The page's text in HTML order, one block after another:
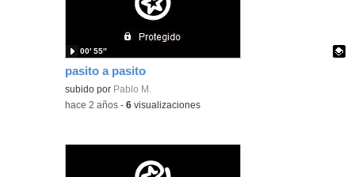
pasito a pasito
Contenido educativo.
subido por Pablo M.
00′ 55″
-hace 2 años -6 visualizaciones